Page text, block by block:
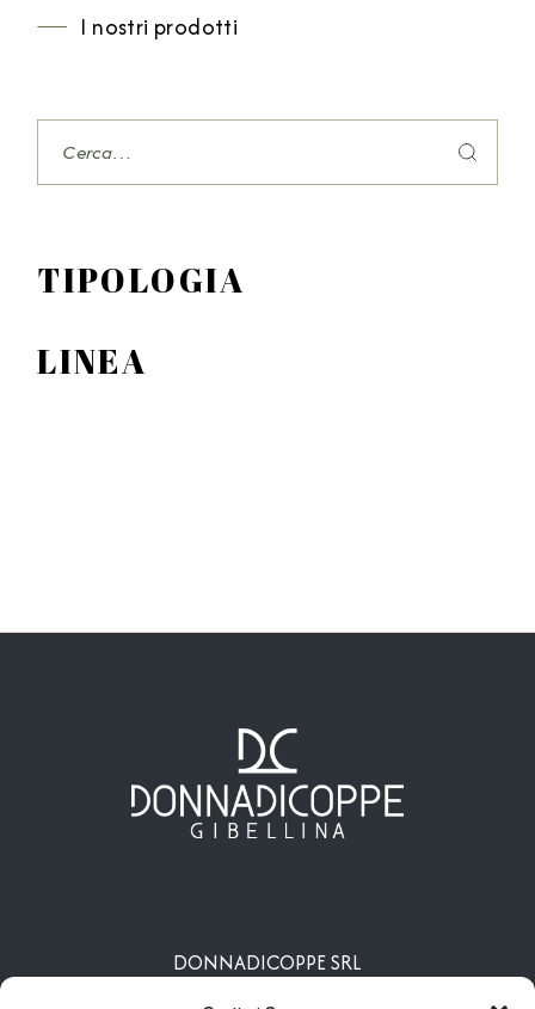
I nostri prodotti
Search
TIPOLOGIA
LINEA
DONNADICOPPE SRL
Viale Nunzio Nasi, 109 – 91024 Gibellina (TP)